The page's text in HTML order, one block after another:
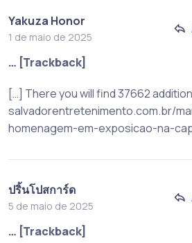
Yakuza Honor
1 de maio de 2025
… [Trackback]
[…] There you will find 37662
salvadorentretenimento.com.br/
homenagem-em-exposicao-na-
ปริ้นโปสการ์ด
5 de maio de 2025
… [Trackback]